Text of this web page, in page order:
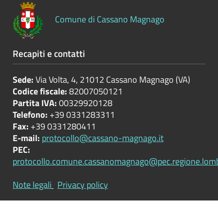
Comune di Cassano Magnago
Recapiti e contatti
Sede:Via Volta, 4, 21012 Cassano Magnago (VA)
Codice fiscale:82007050121
Partita IVA:00329920128
Telefono: +39 0331283311
Fax: +39 0331280411
E-mail: protocollo@cassano-magnago.it
PEC:
Note legali Privacy policy
territorio
Informazioni
ambientali
Strutture
sanitarie
private
accreditate
straordinari